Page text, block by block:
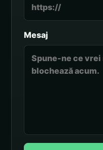
Mesaj